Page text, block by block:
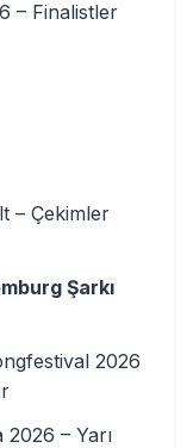
– Finalistler
– Çekimler
Şarkı
2026
– Yarı